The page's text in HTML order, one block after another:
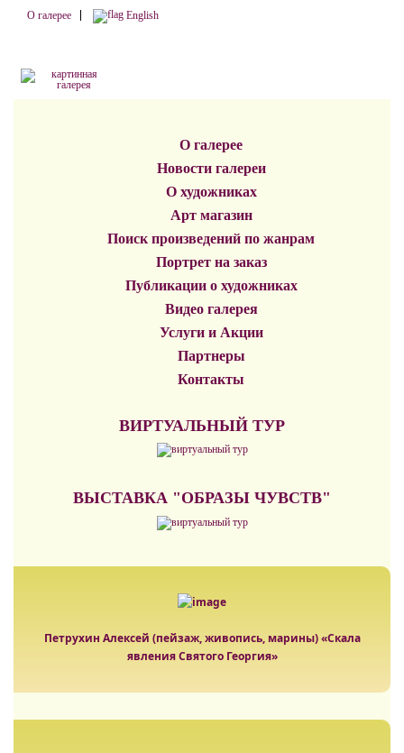
О галерее English
О галерее
Новости галереи
О художниках
Арт магазин
Поиск произведений по жанрам
Портрет на заказ
Публикации о художниках
Видео галерея
Услуги и Акции
Партнеры
Контакты
ВИРТУАЛЬНЫЙ ТУР
ВЫСТАВКА "ОБРАЗЫ ЧУВСТВ"
Петрухин Алексей (пейзаж, живопись, марины) «Скала
явления Святого Георгия»